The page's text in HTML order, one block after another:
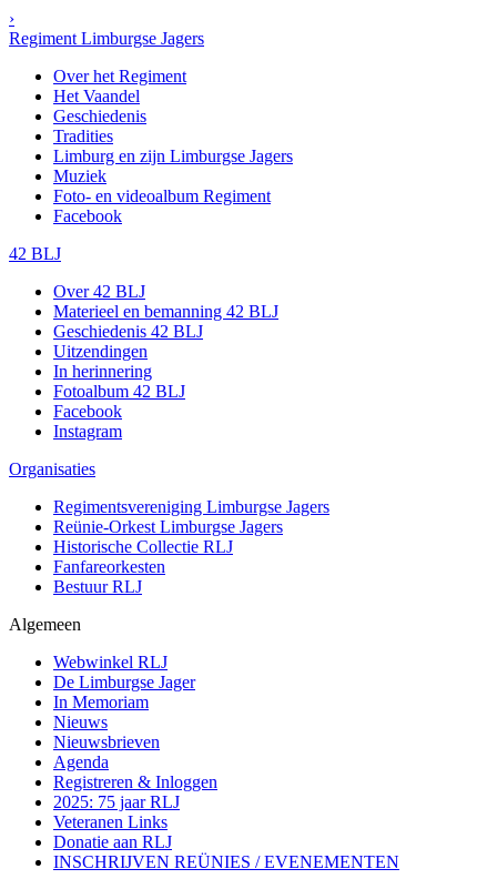
›
Regiment Limburgse Jagers
Over het Regiment
Het Vaandel
Geschiedenis
Tradities
Limburg en zijn Limburgse Jagers
Muziek
Foto- en videoalbum Regiment
Facebook
42 BLJ
Over 42 BLJ
Materieel en bemanning 42 BLJ
Geschiedenis 42 BLJ
Uitzendingen
In herinnering
Fotoalbum 42 BLJ
Facebook
Instagram
Organisaties
Regimentsvereniging Limburgse Jagers
Reünie-Orkest Limburgse Jagers
Historische Collectie RLJ
Fanfareorkesten
Bestuur RLJ
Algemeen
Webwinkel RLJ
De Limburgse Jager
In Memoriam
Nieuws
Nieuwsbrieven
Agenda
Registreren & Inloggen
2025: 75 jaar RLJ
Veteranen Links
Donatie aan RLJ
INSCHRIJVEN REÜNIES / EVENEMENTEN